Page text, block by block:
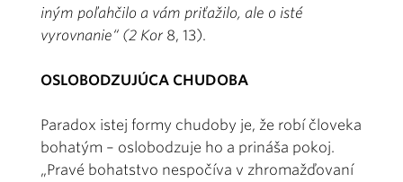
iným poľahčilo a vám priťažilo, ale o isté
vyrovnanie“ (2 Kor 8, 13).
OSLOBODZUJÚCA CHUDOBA
Paradox istej formy chudoby je, že robí človeka
bohatým – oslobodzuje ho a prináša pokoj.
„Pravé bohatstvo nespočíva v zhromažďovaní